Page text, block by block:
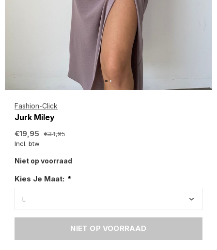
Fashion-Click
Jurk Miley
€19,95 €34,95
Incl. btw
Niet op voorraad
Kies Je Maat: *
NIET OP VOORRAAD